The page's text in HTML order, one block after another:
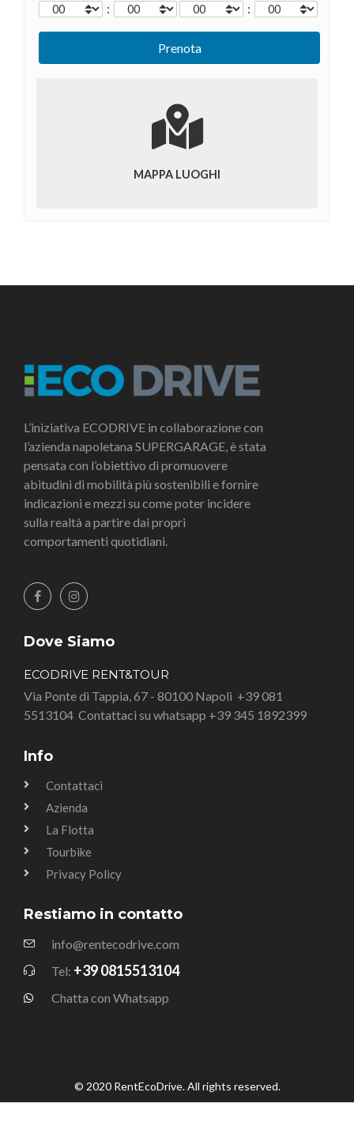
: :
MAPPA LUOGHI
L’iniziativa ECODRIVE in collaborazione con
l’azienda napoletana SUPERGARAGE, è stata
pensata con l’obiettivo di promuovere
abitudini di mobilità più sostenibili e fornire
indicazioni e mezzi su come poter incidere
sulla realtà a partire dai propri
comportamenti quotidiani.
Dove Siamo
ECODRIVE RENT&TOUR
Via Ponte di Tappia, 67 - 80100 Napoli +39 081
5513104 Contattaci su whatsapp +39 345 1892399
Info
Contattaci
Azienda
La Flotta
Tourbike
Privacy Policy
Restiamo in contatto
info@rentecodrive.com
Tel: +39 0815513104
Chatta con Whatsapp
© 2020 RentEcoDrive. All rights reserved.